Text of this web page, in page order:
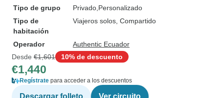
Tipo de grupo Privado Personalizado
Tipo de
habitación
Viajeros solos, Compartido
Operador
Authentic Ecuador
Desde €1,601 10% de descuento
€1,440
Regístrate para acceder a los descuentos
Descargar folleto Ver circuito